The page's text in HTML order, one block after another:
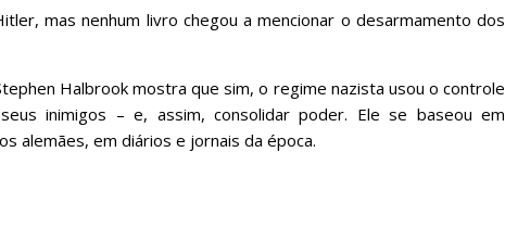
mas nenhum livro chegou a mencionar o desarmamento dos
Halbrook mostra que sim, o regime nazista usou o controle
inimigos – e, assim, consolidar poder. Ele se baseou em
alemães, em diários e jornais da época.